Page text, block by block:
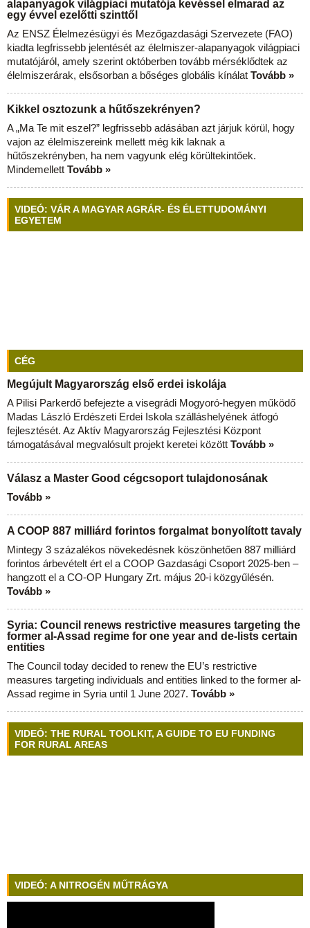
alapanyagok világpiaci mutatója kevéssel elmarad az
egy évvel ezelőtti szinttől
Az ENSZ Élelmezésügyi és Mezőgazdasági Szervezete (FAO)
kiadta legfrissebb jelentését az élelmiszer-alapanyagok világpiaci
mutatójáról, amely szerint októberben tovább mérséklődtek az
élelmiszerárak, elsősorban a bőséges globális kínálat Tovább »
Kikkel osztozunk a hűtőszekrényen?
A „Ma Te mit eszel?” legfrissebb adásában azt járjuk körül, hogy
vajon az élelmiszereink mellett még kik laknak a
hűtőszekrényben, ha nem vagyunk elég körültekintőek.
Mindemellett Tovább »
VIDEÓ: VÁR A MAGYAR AGRÁR- ÉS ÉLETTUDOMÁNYI
EGYETEM
CÉG
Megújult Magyarország első erdei iskolája
A Pilisi Parkerdő befejezte a visegrádi Mogyoró-hegyen működő
Madas László Erdészeti Erdei Iskola szálláshelyének átfogó
fejlesztését. Az Aktív Magyarország Fejlesztési Központ
támogatásával megvalósult projekt keretei között Tovább »
Válasz a Master Good cégcsoport tulajdonosának
Tovább »
A COOP 887 milliárd forintos forgalmat bonyolított tavaly
Mintegy 3 százalékos növekedésnek köszönhetően 887 milliárd
forintos árbevételt ért el a COOP Gazdasági Csoport 2025-ben –
hangzott el a CO-OP Hungary Zrt. május 20-i közgyűlésén.
Tovább »
Syria: Council renews restrictive measures targeting the
former al-Assad regime for one year and de-lists certain
entities
The Council today decided to renew the EU’s restrictive
measures targeting individuals and entities linked to the former al-
Assad regime in Syria until 1 June 2027. Tovább »
VIDEÓ: THE RURAL TOOLKIT, A GUIDE TO EU FUNDING
FOR RURAL AREAS
VIDEÓ: A NITROGÉN MŰTRÁGYA